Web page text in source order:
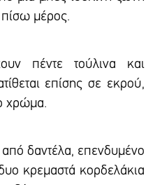
πίσω μέρος.
πέντε τούλινα και
επίσης σε εκρού,
χρώμα.
δαντέλα, επενδυμένο
κρεμαστά κορδελάκια